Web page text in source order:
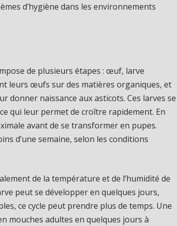
d’hygiène dans les environnements
de plusieurs étapes : œuf, larve
leurs œufs sur des matières organiques, et
donner naissance aux asticots. Ces larves se
qui leur permet de croître rapidement. En
avant de se transformer en pupes.
d’une semaine, selon les conditions
de la température et de l’humidité de
peut se développer en quelques jours,
ce cycle peut prendre plus de temps. Une
mouches adultes en quelques jours à